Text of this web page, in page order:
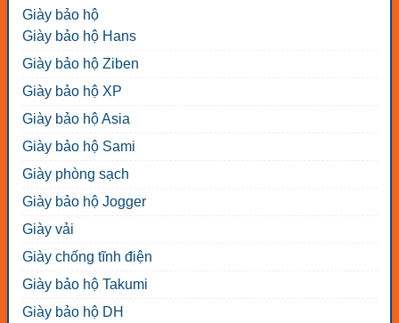
Giày bảo hộ
Giày bảo hộ Hans
Giày bảo hộ Ziben
Giày bảo hộ XP
Giày bảo hộ Asia
Giày bảo hộ Sami
Giày phòng sạch
Giày bảo hộ Jogger
Giày vải
Giày chống tĩnh điện
Giày bảo hộ Takumi
Giày bảo hộ DH